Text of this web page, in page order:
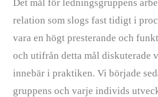
Det mål för ledningsgruppens
relation som slogs fast tidigt i
vara en högt presterande och
och utifrån detta mål diskuterade
innebär i praktiken. Vi började
gruppens och varje individs